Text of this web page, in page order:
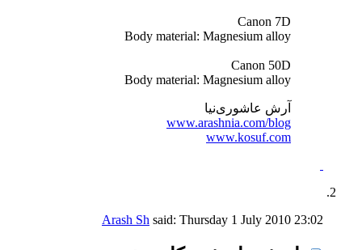
Canon 7D
Body material: Magnesium alloy
Canon 50D
Body material: Magnesium alloy
آرش عاشوری‌نیا
www.arashnia.com/blog
www.kosuf.com
Arash Sh said: Thursday 1 July 2010 23:02